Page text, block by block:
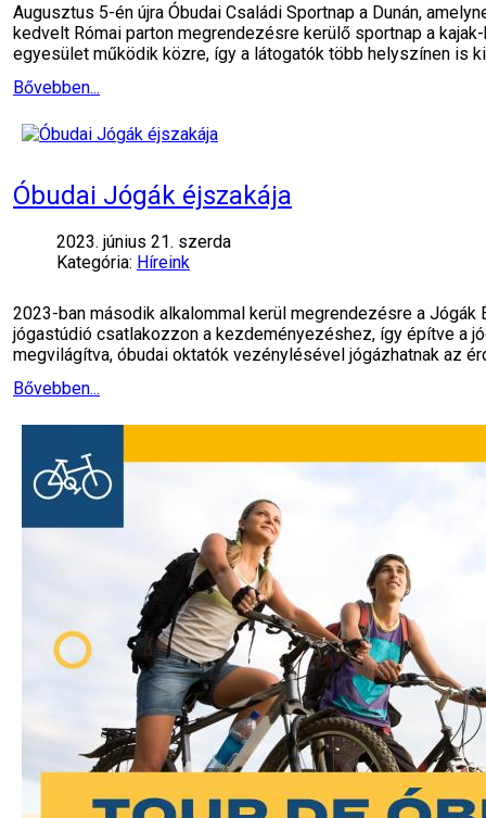
Augusztus 5-én újra Óbudai Családi Sportnap a Dunán,
kedvelt Római parton megrendezésre kerülő sportnap a
egyesület működik közre, így a látogatók több helyszínen is
Bővebben...
Óbudai Jógák éjszakája
2023. június 21. szerda
Kategória: Híreink
2023-ban második alkalommal kerül megrendezésre a Jógák
jógastúdió csatlakozzon a kezdeményezéshez, így építve a
megvilágítva, óbudai oktatók vezénylésével jógázhatnak az
Bővebben...